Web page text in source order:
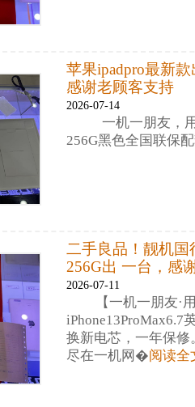
苹果ipadpro最新
感谢老顾客支持
2026-07-14
一机一朋友，
256G黑色全国联保
二手良品！靓机国
256G出 一台，感
2026-07-11
【一机一朋友·
iPhone13ProMax6.7
换新电芯，一年保
尽在一机网�阅读全